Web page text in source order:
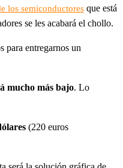
los semiconductores que está
se les acabará el chollo.
para entregarnos un
mucho más bajo. Lo
(220 euros